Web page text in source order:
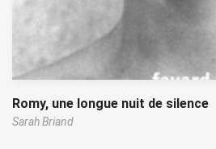
Romy, une longue nuit de silence
Sarah Briand